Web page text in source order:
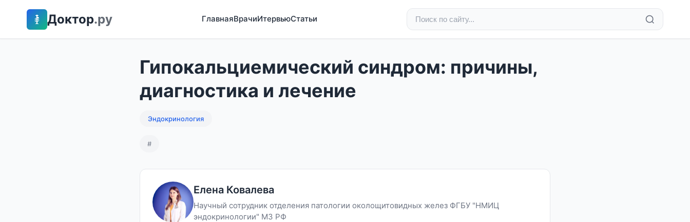
Доктор.ру ГлавнаяВрачиИтервьюСтатьи
Гипокальциемический синдром: причины,
диагностика и лечение
Эндокринология
#
Елена Ковалева
Научный сотрудник отделения патологии околощитовидных желез ФГБУ "НМИЦ
эндокринологии" МЗ РФ